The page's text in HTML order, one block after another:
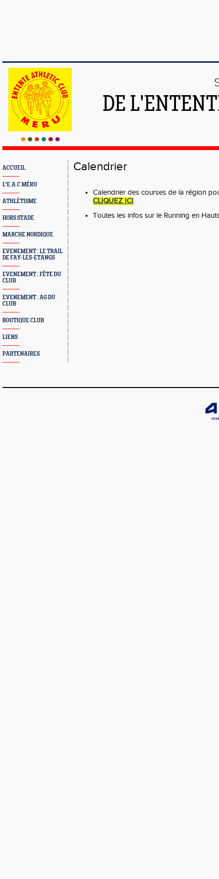
DE
ACCUEIL
L'E.A.C MÉRU
ATHLÉTISME
HORS STADE
MARCHE NORDIQUE
EVENEMENT : LE TRAIL
DE FAY-LES-ETANGS
EVENEMENT : FÊTE DU
CLUB
EVENEMENT : AG DU
CLUB
BOUTIQUE CLUB
LIENS
PARTENAIRES
Calendrier
Calendrier des courses de la région
CLIQUEZ ICI.
Toutes les infos sur le Running en